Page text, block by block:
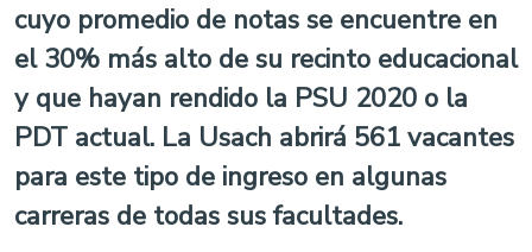
cuyo promedio de notas se encuentre en
el 30% más alto de su recinto educacional
y que hayan rendido la PSU 2020 o la
PDT actual. La Usach abrirá 561 vacantes
para este tipo de ingreso en algunas
carreras de todas sus facultades.